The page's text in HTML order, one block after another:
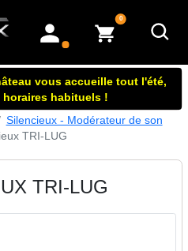
mon compte
0articles dans le panier
vous accueille tout l'été,
habituels !
Silencieux - Modérateur de son
TRI-LUG
TRI-LUG